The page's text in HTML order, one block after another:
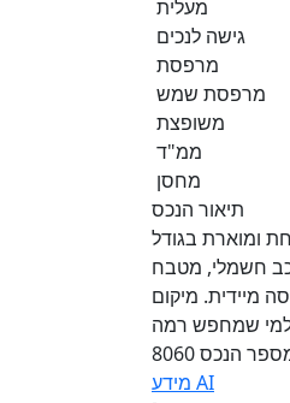
מעלית
גישה לנכים
מרפסת
מרפסת שמש
משופצת
ממ"ד
מחסן
תיאור הנכס
יצחק שמיר 15 – דירת 5 חדרים מרווחת ומוארת בגודל
עמדת טעינה לרכב חשמלי, מטבח
מיידית. מיקום
למי שמחפש רמה
הנכס 8060
מידע AI